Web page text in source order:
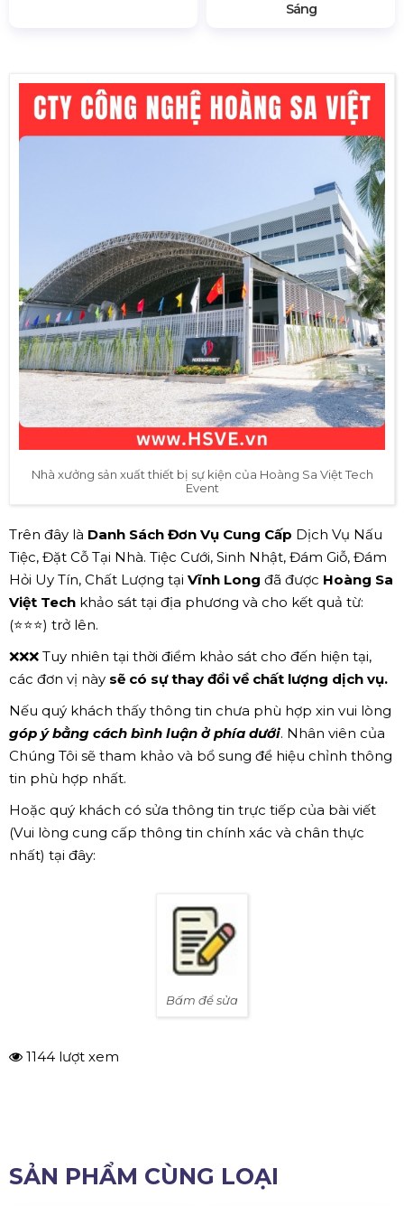
Sáng
Nhà xưởng sản xuất thiết bị sự kiện của Hoàng Sa Việt Tech
Event
Trên đây là Danh Sách Đơn Vụ Cung Cấp Dịch Vụ Nấu
Tiệc, Đặt Cỗ Tại Nhà. Tiệc Cưới, Sinh Nhật, Đám Giỗ, Đám
Hỏi Uy Tín, Chất Lượng tại Vĩnh Long đã được Hoàng Sa
Việt Tech khảo sát tại địa phương và cho kết quả từ:
(⭐⭐⭐) trở lên.
❌❌❌ Tuy nhiên tại thời điểm khảo sát cho đến hiện tại,
các đơn vị này sẽ có sự thay đổi về chất lượng dịch vụ.
Nếu quý khách thấy thông tin chưa phù hợp xin vui lòng
góp ý bằng cách bình luận ở phía dưới. Nhân viên của
Chúng Tôi sẽ tham khảo và bổ sung để hiệu chỉnh thông
tin phù hợp nhất.
Hoặc quý khách có sửa thông tin trực tiếp của bài viết
(Vui lòng cung cấp thông tin chính xác và chân thực
nhất) tại đây:
Bấm để sửa
1144 lượt xem
SẢN PHẨM CÙNG LOẠI